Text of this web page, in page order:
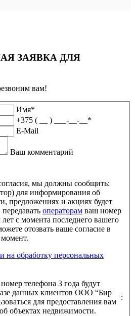
ЗАЯВКА ДЛЯ
вам!
Имя*
+375 ( __ ) ___-__-__ *
E-Mail
Ваш комментарий
мы должны сообщить:
для информирования об
предложениях и акциях будет
операторам
с момента последнего вашего
к нам. Вы можете отозвать ваше согласие в
момент.
телефона 3 года будут
для предоставления вам
информации об объектах недвижимости.
: